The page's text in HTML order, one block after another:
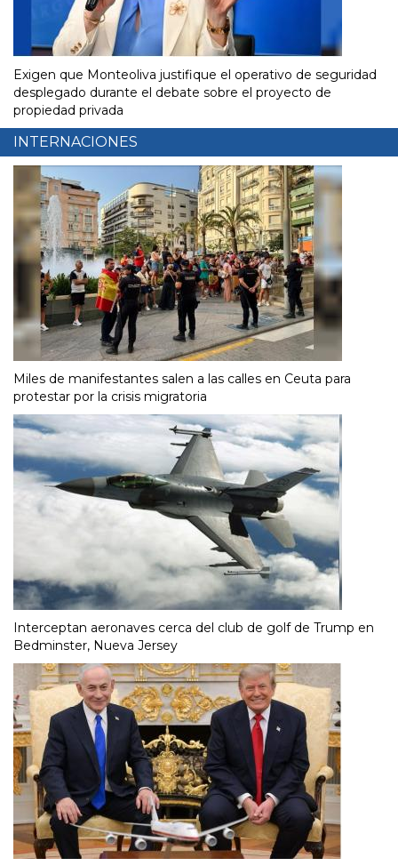
Exigen que Monteoliva justifique el operativo de seguridad
desplegado durante el debate sobre el proyecto de
propiedad privada
INTERNACIONES
Miles de manifestantes salen a las calles en Ceuta para
protestar por la crisis migratoria
Interceptan aeronaves cerca del club de golf de Trump en
Bedminster, Nueva Jersey